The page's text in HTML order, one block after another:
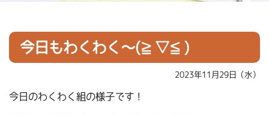
今日もわくわく～(≧▽≦)
2023年11月29日（水）
今日のわくわく組の様子です！